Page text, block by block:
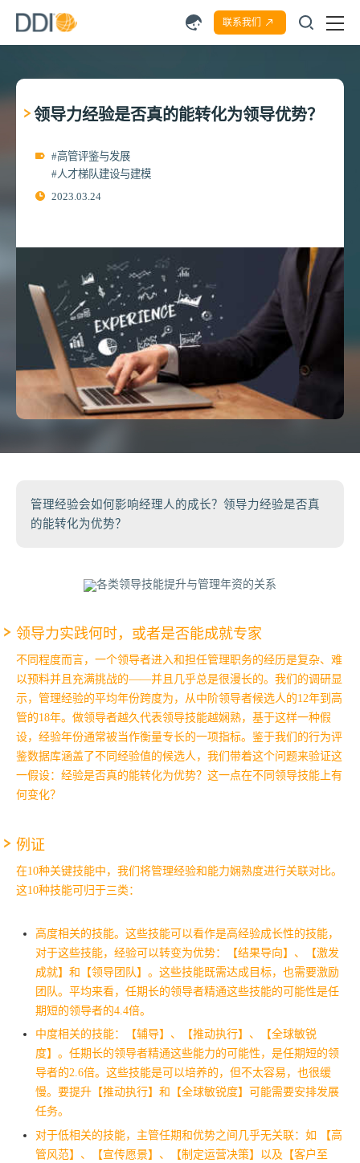
联系我们
领导力经验是否真的能转化为领导优势？
#高管评鉴与发展
#人才梯队建设与建模
2023.03.24
管理经验会如何影响经理人的成长？领导力经验是否真
的能转化为优势？
领导力实践何时，或者是否能成就专家
不同程度而言，一个领导者进入和担任管理职务的经历是复杂、难
以预料并且充满挑战的——并且几乎总是很漫长的。我们的调研显
示，管理经验的平均年份跨度为，从中阶领导者候选人的12年到高
管的18年。 做领导者越久代表领导技能越娴熟，基于这样一种假
设，经验年份通常被当作衡量专长的一项指标。鉴于我们的行为评
鉴数据库涵盖了不同经验值的候选人，我们带着这个问题来验证这
一假设：经验是否真的能转化为优势？这一点在不同领导技能上有
何变化？
例证
在10种关键技能中，我们将管理经验和能力娴熟度进行关联对比。
这10种技能可归于三类：
高度相关的技能。这些技能可以看作是高经验成长性的技能，
对于这些技能，经验可以转变为优势：【结果导向】、
【激发
成就】和【领导团队】。这些技能既需达成目标，也需要激励
团队。平均来看，任期长的领导者精通这些技能的可能性是任
期短的领导者的4.4倍。
中度相关的技能：【辅导】、【推动执行】、【全球敏锐
度】。任期长的领导者精通这些能力的可能性，是任期短的领
导者的2.6倍。这些技能是可以培养的，但不太容易，也很缓
慢。要提升【推动执行】和【全球敏锐度】可能需要安排发展
任务。
对于低相关的技能，主管任期和优势之间几乎无关联： 如 【高
管风范】、【宣传愿景】、【制定运营决策】以及 【客户至